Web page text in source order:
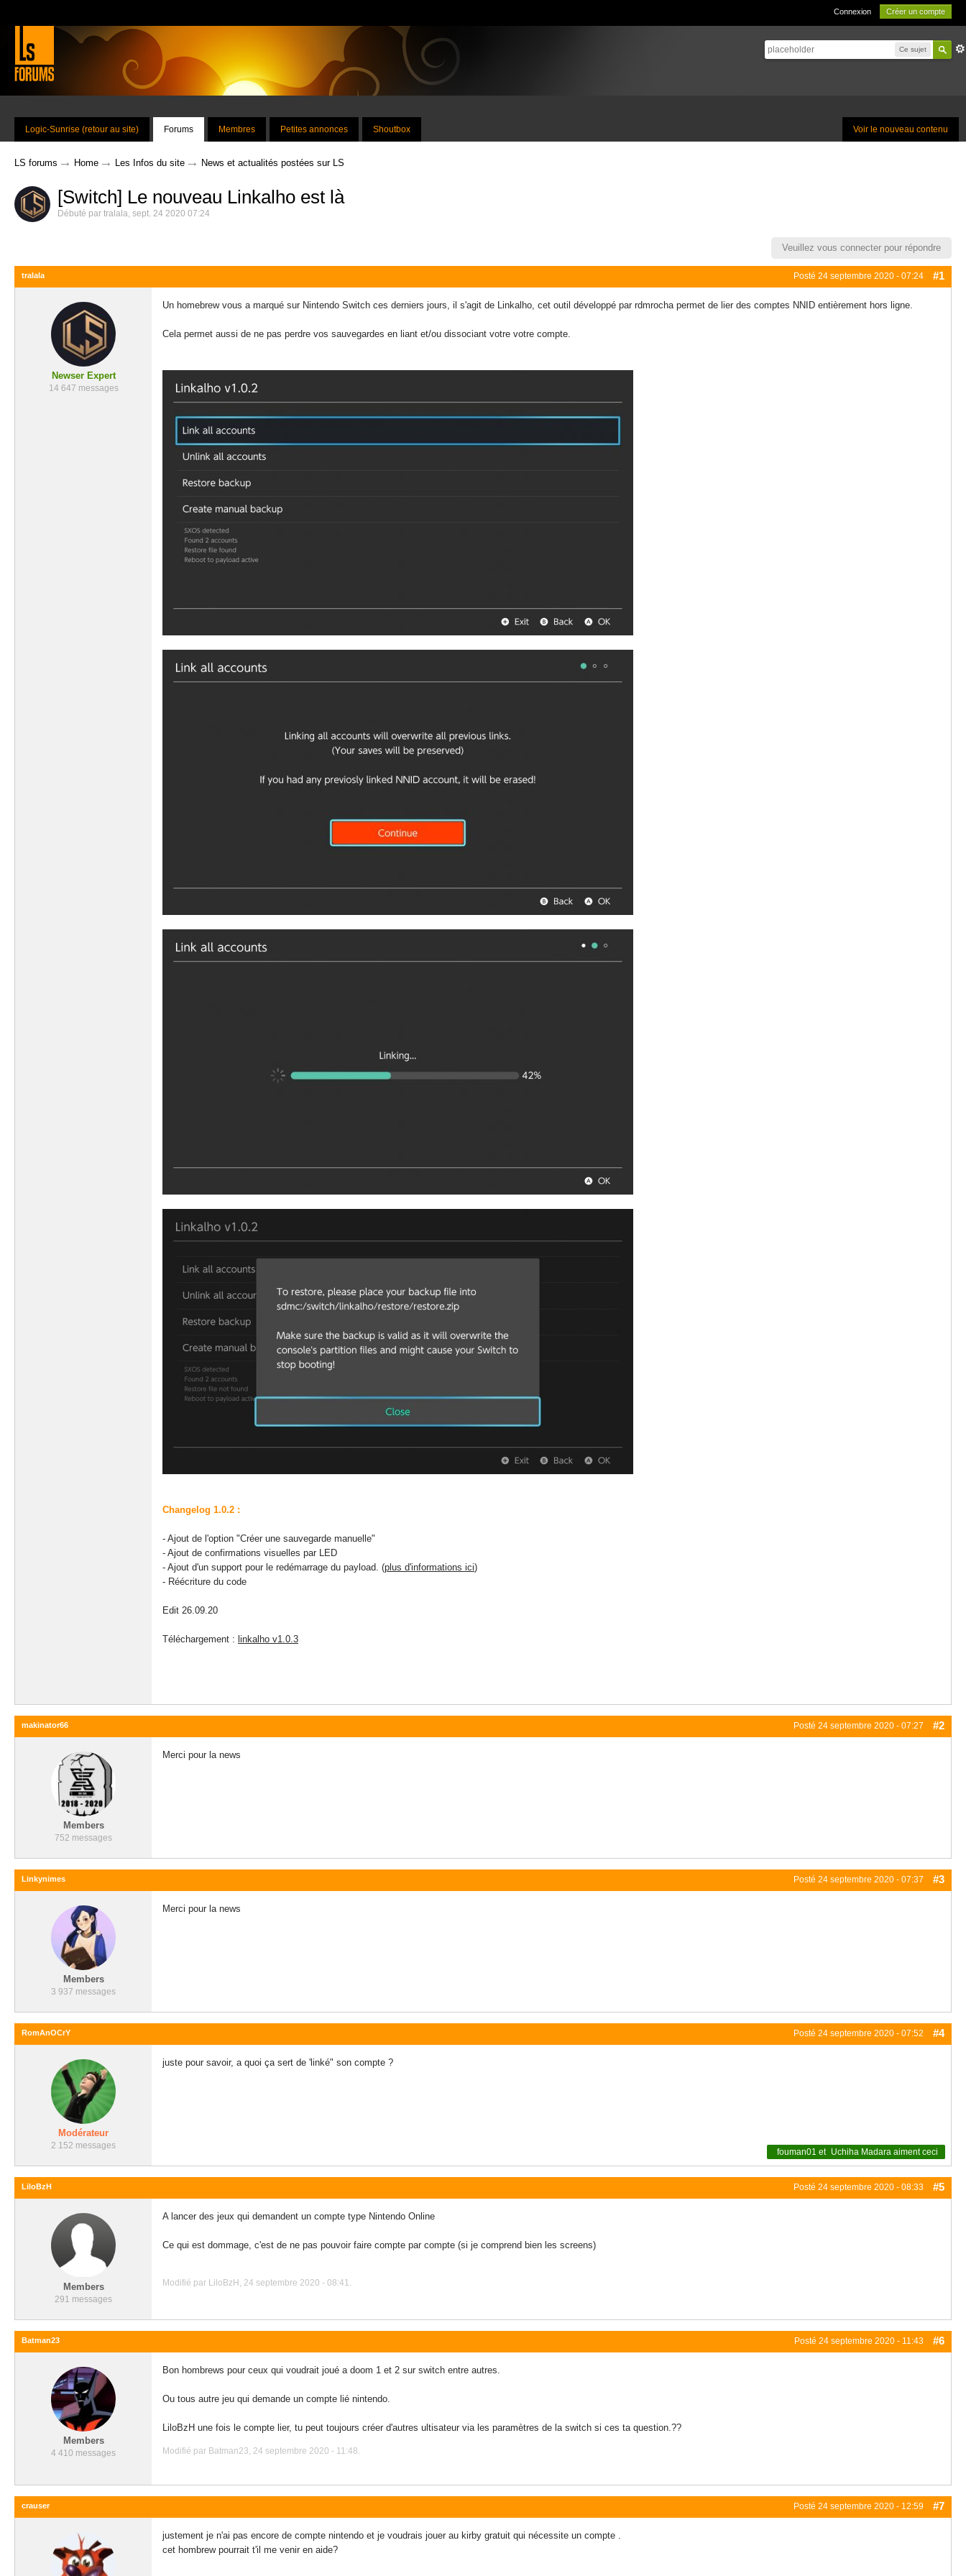
Connexion Créer un compte
Ce sujet
Voir le nouveau contenu
Logic-Sunrise (retour au site) Forums Membres Petites annonces Shoutbox
LS forums → Home → Les Infos du site → News et actualités postées sur LS
[Switch] Le nouveau Linkalho est là
Débuté par tralala, sept. 24 2020 07:24
Veuillez vous connecter pour répondre
Posté 24 septembre 2020 - 07:24 #1
tralala
Newser Expert
14 647 messages
Un homebrew vous a marqué sur Nintendo Switch ces derniers jours, il s'agit de Linkalho, cet outil développé par rdmrocha permet de lier des comptes NNID entièrement hors ligne.
Cela permet aussi de ne pas perdre vos sauvegardes en liant et/ou dissociant votre votre compte.
Changelog 1.0.2 :
- Ajout de l'option "Créer une sauvegarde manuelle"
- Ajout de confirmations visuelles par LED
- Ajout d'un support pour le redémarrage du payload. (plus d'informations ici)
- Réécriture du code
Edit 26.09.20
Téléchargement : linkalho v1.0.3
Posté 24 septembre 2020 - 07:27 #2
makinator66
Members
752 messages
Merci pour la news
Posté 24 septembre 2020 - 07:37 #3
Linkynimes
Members
3 937 messages
Merci pour la news
Posté 24 septembre 2020 - 07:52 #4
RomAnOCrY
Modérateur
2 152 messages
juste pour savoir, a quoi ça sert de 'linké" son compte ?
fouman01 et Uchiha Madara aiment ceci
Posté 24 septembre 2020 - 08:33 #5
LiloBzH
Members
291 messages
A lancer des jeux qui demandent un compte type Nintendo Online
Ce qui est dommage, c'est de ne pas pouvoir faire compte par compte (si je comprend bien les screens)
Modifié par LiloBzH, 24 septembre 2020 - 08:41.
Posté 24 septembre 2020 - 11:43 #6
Batman23
Members
4 410 messages
Bon hombrews pour ceux qui voudrait joué a doom 1 et 2 sur switch entre autres.
Ou tous autre jeu qui demande un compte lié nintendo.
LiloBzH une fois le compte lier, tu peut toujours créer d'autres ultisateur via les paramètres de la switch si ces ta question.??
Modifié par Batman23, 24 septembre 2020 - 11:48.
Posté 24 septembre 2020 - 12:59 #7
crauser
justement je n'ai pas encore de compte nintendo et je voudrais jouer au kirby gratuit qui nécessite un compte .
cet hombrew pourrait t'il me venir en aide?